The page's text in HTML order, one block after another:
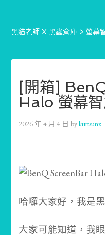
黑貓老師 X 黑蟲倉庫 >螢幕
[開箱]
Halo 螢幕
2026 年 4 月 4 日 bykurtsunx
哈囉大家好，我是
大家可能知道，我